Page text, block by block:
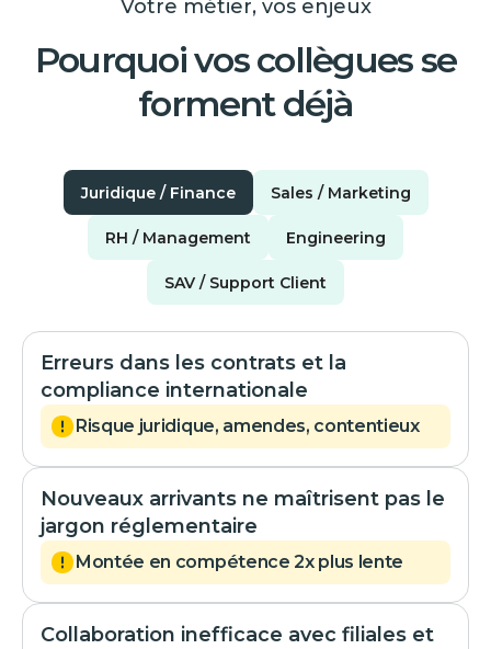
Votre métier, vos enjeux
Pourquoi vos collègues se
forment déjà
Juridique / Finance Sales / Marketing
RH / Management Engineering
SAV / Support Client
Erreurs dans les contrats et la
compliance internationale
Risque juridique, amendes, contentieux
Nouveaux arrivants ne maîtrisent pas le
jargon réglementaire
Montée en compétence 2x plus lente
Collaboration inefficace avec filiales et